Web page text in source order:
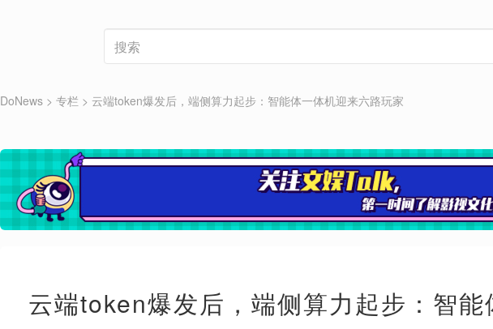
DoNews > 专栏 > 云端token爆发后，端侧算力起步：智能体一体机迎来六路玩家
云端token爆发后，端侧算力起步：智